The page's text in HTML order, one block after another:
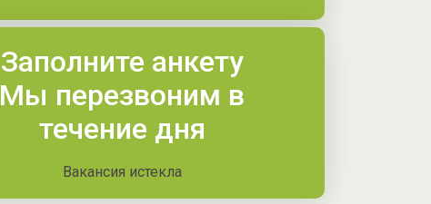
Заполните анкету
Мы перезвоним в
течение дня
Вакансия истекла